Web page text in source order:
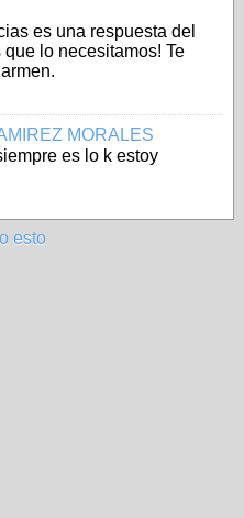
es una respuesta del
lo necesitamos! Te
MORALES
es lo k estoy
esto